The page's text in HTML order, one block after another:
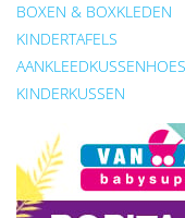
BOXEN & BOXKLEDEN
KINDERTAFELS
AANKLEEDKUSSENHOES
KINDERKUSSEN